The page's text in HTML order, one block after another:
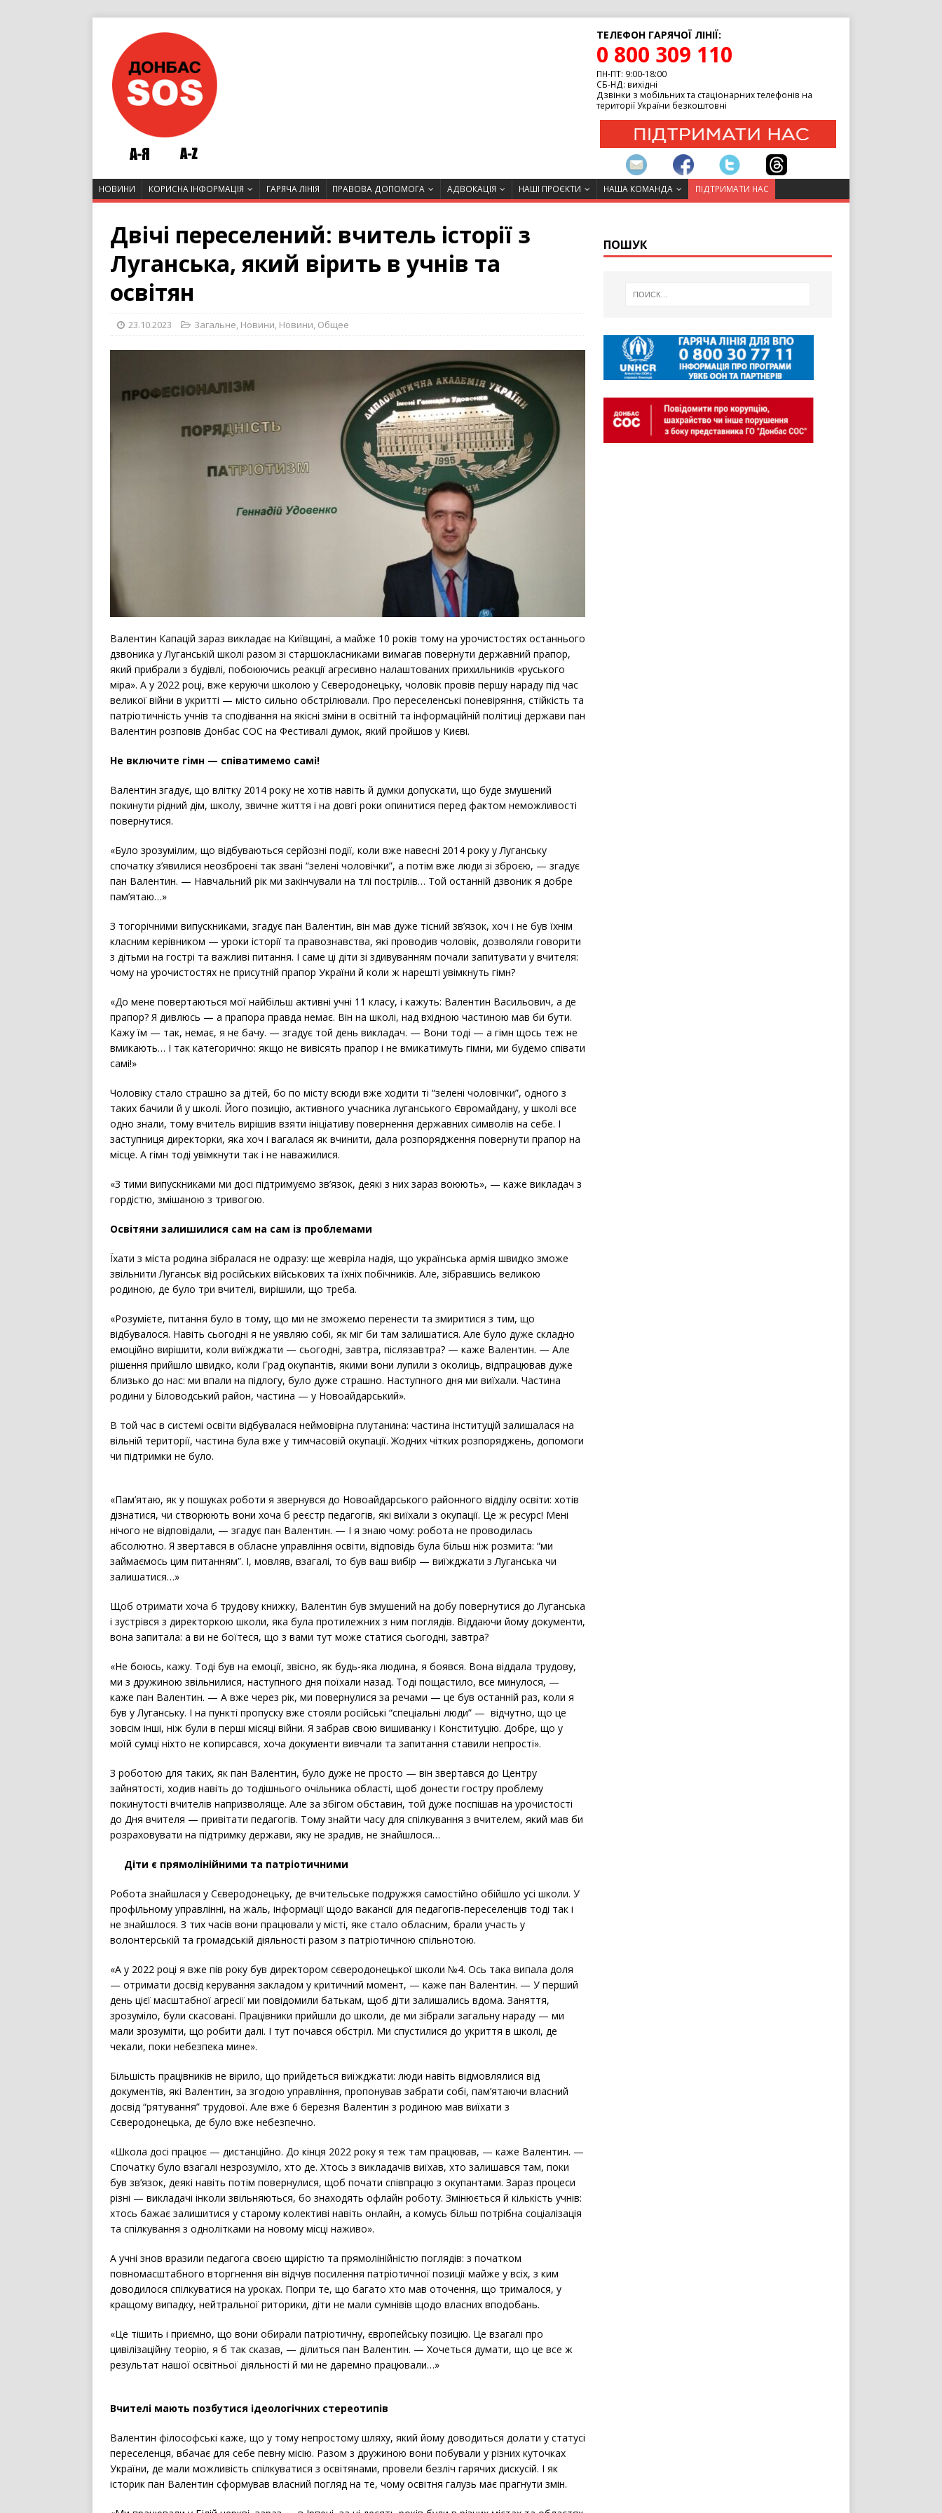
ТЕЛЕФОН ГАРЯЧОЇ ЛІНІЇ:
0 800 309 110
ПН-ПТ: 9:00-18:00
СБ-НД: вихідні
Дзвінки з мобільних та стаціонарних телефонів на
території України безкоштовні
НОВИНИ КОРИСНА ІНФОРМАЦІЯ ГАРЯЧА ЛІНІЯ ПРАВОВА ДОПОМОГА АДВОКАЦІЯ НАШІ ПРОЄКТИ НАША КОМАНДА ПІДТРИМАТИ НАС
Двічі переселений: вчитель історії з
Луганська, який вірить в учнів та
освітян
23.10.2023 Загальне, Новини, Новини, Общее
Валентин Капацій зараз викладає на Київщині, а майже 10 років тому на урочистостях останнього
дзвоника у Луганській школі разом зі старшокласниками вимагав повернути державний прапор,
який прибрали з будівлі, побоюючись реакції агресивно налаштованих прихильників «руського
міра». А у 2022 році, вже керуючи школою у Сєверодонецьку, чоловік провів першу нараду під час
великої війни в укритті — місто сильно обстрілювали. Про переселенські поневіряння, стійкість та
патріотичність учнів та сподівання на якісні зміни в освітній та інформаційній політиці держави пан
Валентин розповів Донбас СОС на Фестивалі думок, який пройшов у Києві.
Не включите гімн — співатимемо самі!
Валентин згадує, що влітку 2014 року не хотів навіть й думки допускати, що буде змушений
покинути рідний дім, школу, звичне життя і на довгі роки опинитися перед фактом неможливості
повернутися.
«Було зрозумілим, що відбуваються серйозні події, коли вже навесні 2014 року у Луганську
спочатку з’явилися неозброєні так звані “зелені чоловічки”, а потім вже люди зі зброєю, — згадує
пан Валентин. — Навчальний рік ми закінчували на тлі пострілів… Той останній дзвоник я добре
пам’ятаю…»
З тогорічними випускниками, згадує пан Валентин, він мав дуже тісний зв’язок, хоч і не був їхнім
класним керівником — уроки історії та правознавства, які проводив чоловік, дозволяли говорити
з дітьми на гострі та важливі питання. І саме ці діти зі здивуванням почали запитувати у вчителя:
чому на урочистостях не присутній прапор України й коли ж нарешті увімкнуть гімн?
«До мене повертаються мої найбільш активні учні 11 класу, і кажуть: Валентин Васильович, а де
прапор? Я дивлюсь — а прапора правда немає. Він на школі, над вхідною частиною мав би бути.
Кажу їм — так, немає, я не бачу. — згадує той день викладач. — Вони тоді — а гімн щось теж не
вмикають… І так категорично: якщо не вивісять прапор і не вмикатимуть гімни, ми будемо співати
самі!»
Чоловіку стало страшно за дітей, бо по місту всюди вже ходити ті “зелені чоловічки”, одного з
таких бачили й у школі. Його позицію, активного учасника луганського Євромайдану, у школі все
одно знали, тому вчитель вирішив взяти ініціативу повернення державних символів на себе. І
заступниця директорки, яка хоч і вагалася як вчинити, дала розпорядження повернути прапор на
місце. А гімн тоді увімкнути так і не наважилися.
«З тими випускниками ми досі підтримуємо зв’язок, деякі з них зараз воюють», — каже викладач з
гордістю, змішаною з тривогою.
Освітяни залишилися сам на сам із проблемами
Їхати з міста родина зібралася не одразу: ще жевріла надія, що українська армія швидко зможе
звільнити Луганськ від російських військових та їхніх побічників. Але, зібравшись великою
родиною, де було три вчителі, вирішили, що треба.
«Розумієте, питання було в тому, що ми не зможемо перенести та змиритися з тим, що
відбувалося. Навіть сьогодні я не уявляю собі, як міг би там залишатися. Але було дуже складно
емоційно вирішити, коли виїжджати — сьогодні, завтра, післязавтра? — каже Валентин. — Але
рішення прийшло швидко, коли Град окупантів, якими вони лупили з околиць, відпрацював дуже
близько до нас: ми впали на підлогу, було дуже страшно. Наступного дня ми виїхали. Частина
родини у Біловодський район, частина — у Новоайдарський».
В той час в системі освіти відбувалася неймовірна плутанина: частина інституцій залишалася на
вільній території, частина була вже у тимчасовій окупації. Жодних чітких розпоряджень, допомоги
чи підтримки не було.
«Пам’ятаю, як у пошуках роботи я звернувся до Новоайдарського районного відділу освіти: хотів
дізнатися, чи створюють вони хоча б реєстр педагогів, які виїхали з окупації. Це ж ресурс! Мені
нічого не відповідали, — згадує пан Валентин. — І я знаю чому: робота не проводилась
абсолютно. Я звертався в обласне управління освіти, відповідь була більш ніж розмита: “ми
займаємось цим питанням”. І, мовляв, взагалі, то був ваш вибір — виїжджати з Луганська чи
залишатися…»
Щоб отримати хоча б трудову книжку, Валентин був змушений на добу повернутися до Луганська
і зустрівся з директоркою школи, яка була протилежних з ним поглядів. Віддаючи йому документи,
вона запитала: а ви не боїтеся, що з вами тут може статися сьогодні, завтра?
«Не боюсь, кажу. Тоді був на емоції, звісно, як будь-яка людина, я боявся. Вона віддала трудову,
ми з дружиною звільнилися, наступного дня поїхали назад. Тоді пощастило, все минулося, —
каже пан Валентин. — А вже через рік, ми повернулися за речами — це був останній раз, коли я
був у Луганську. І на пункті пропуску вже стояли російські “спеціальні люди” — відчутно, що це
зовсім інші, ніж були в перші місяці війни. Я забрав свою вишиванку і Конституцію. Добре, що у
моїй сумці ніхто не копирсався, хоча документи вивчали та запитання ставили непрості».
З роботою для таких, як пан Валентин, було дуже не просто — він звертався до Центру
зайнятості, ходив навіть до тодішнього очільника області, щоб донести гостру проблему
покинутості вчителів напризволяще. Але за збігом обставин, той дуже поспішав на урочистості
до Дня вчителя — привітати педагогів. Тому знайти часу для спілкування з вчителем, який мав би
розраховувати на підтримку держави, яку не зрадив, не знайшлося…
Діти є прямолінійними та патріотичними
Робота знайшлася у Сєверодонецьку, де вчительське подружжя самостійно обійшло усі школи. У
профільному управлінні, на жаль, інформації щодо вакансії для педагогів-переселенців тоді так і
не знайшлося. З тих часів вони працювали у місті, яке стало обласним, брали участь у
волонтерській та громадській діяльності разом з патріотичною спільнотою.
«А у 2022 році я вже пів року був директором сєверодонецької школи №4. Ось така випала доля
— отримати досвід керування закладом у критичний момент, — каже пан Валентин. — У перший
день цієї масштабної агресії ми повідомили батькам, щоб діти залишались вдома. Заняття,
зрозуміло, були скасовані. Працівники прийшли до школи, де ми зібрали загальну нараду — ми
мали зрозуміти, що робити далі. І тут почався обстріл. Ми спустилися до укриття в школі, де
чекали, поки небезпека мине».
Більшість працівників не вірило, що прийдеться виїжджати: люди навіть відмовлялися від
документів, які Валентин, за згодою управління, пропонував забрати собі, пам’ятаючи власний
досвід “рятування” трудової. Але вже 6 березня Валентин з родиною мав виїхати з
Сєверодонецька, де було вже небезпечно.
«Школа досі працює — дистанційно. До кінця 2022 року я теж там працював, — каже Валентин. —
Спочатку було взагалі незрозуміло, хто де. Хтось з викладачів виїхав, хто залишався там, поки
був зв’язок, деякі навіть потім повернулися, щоб почати співпрацю з окупантами. Зараз процеси
різні — викладачі інколи звільняються, бо знаходять офлайн роботу. Змінюється й кількість учнів:
хтось бажає залишитися у старому колективі навіть онлайн, а комусь більш потрібна соціалізація
та спілкування з однолітками на новому місці наживо».
А учні знов вразили педагога своєю щирістю та прямолінійністю поглядів: з початком
повномасштабного вторгнення він відчув посилення патріотичної позиції майже у всіх, з ким
доводилося спілкуватися на уроках. Попри те, що багато хто мав оточення, що трималося, у
кращому випадку, нейтральної риторики, діти не мали сумнівів щодо власних вподобань.
«Це тішить і приємно, що вони обирали патріотичну, європейську позицію. Це взагалі про
цивілізаційну теорію, я б так сказав, — ділиться пан Валентин. — Хочеться думати, що це все ж
результат нашої освітньої діяльності й ми не даремно працювали…»
Вчителі мають позбутися ідеологічних стереотипів
Валентин філософські каже, що у тому непростому шляху, який йому доводиться долати у статусі
переселенця, вбачає для себе певну місію. Разом з дружиною вони побували у різних куточках
України, де мали можливість спілкуватися з освітянами, провели безліч гарячих дискусій. І як
історик пан Валентин сформував власний погляд на те, чому освітня галузь має прагнути змін.
ПОШУК